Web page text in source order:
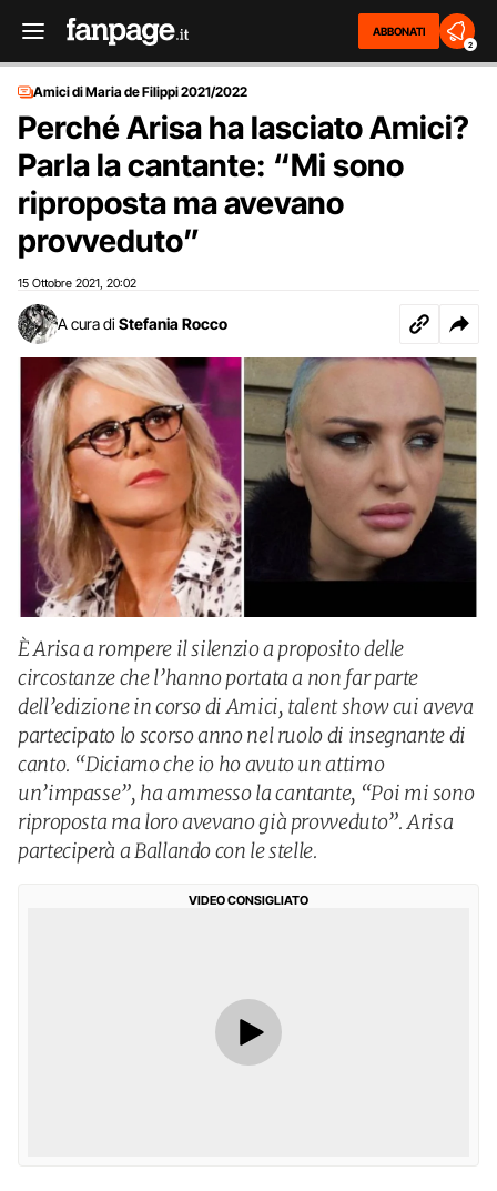
ABBONATI
2
Amici di Maria de Filippi 2021/2022
Perché Arisa ha lasciato Amici?
Parla la cantante: “Mi sono
riproposta ma avevano
provveduto”
15 Ottobre 2021 20:02
A cura di Stefania Rocco
È Arisa a rompere il silenzio a proposito delle
circostanze che l’hanno portata a non far parte
dell’edizione in corso di Amici, talent show cui aveva
partecipato lo scorso anno nel ruolo di insegnante di
canto. “Diciamo che io ho avuto un attimo
un’impasse”, ha ammesso la cantante, “Poi mi sono
riproposta ma loro avevano già provveduto”. Arisa
parteciperà a Ballando con le stelle.
VIDEO CONSIGLIATO